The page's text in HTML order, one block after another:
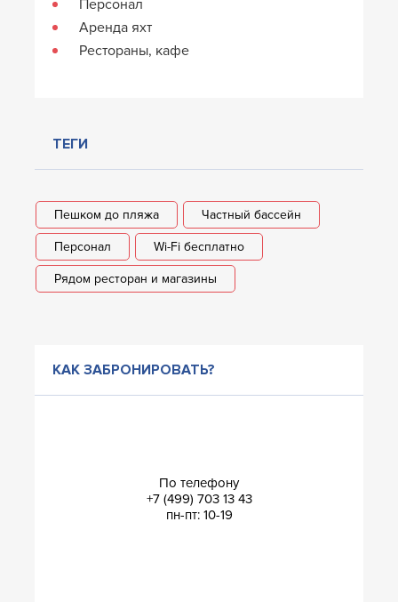
Персонал
Аренда яхт
Рестораны, кафе
ТЕГИ
Пешком до пляжа Частный бассейн
Персонал Wi-Fi бесплатно
Рядом ресторан и магазины
КАК ЗАБРОНИРОВАТЬ?
По телефону
+7 (499) 703 13 43
пн-пт: 10-19